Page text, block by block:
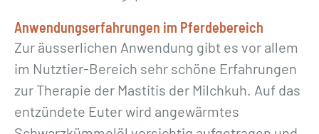
Anwendungserfahrungen im Pferdebereich
Zur äusserlichen Anwendung gibt es vor allem
im Nutztier-Bereich sehr schöne Erfahrungen
zur Therapie der Mastitis der Milchkuh. Auf das
entzündete Euter wird angewärmtes